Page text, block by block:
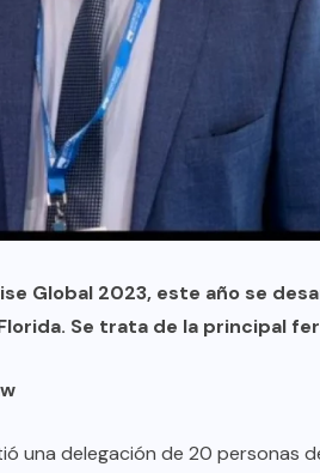
Global 2023, este año se
Se trata de la principal
una delegación de 20 personas